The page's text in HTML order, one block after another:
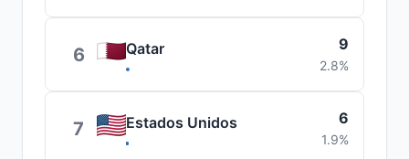
6 Qatar 9
2.8%
7 Estados Unidos 6
1.9%